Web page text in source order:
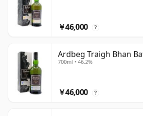
￥46,000 ?
Ardbeg Traigh Bhan
700ml • 46.2%
￥46,000 ?